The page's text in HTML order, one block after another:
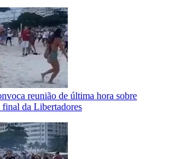
reunião de última hora sobre
final da Libertadores